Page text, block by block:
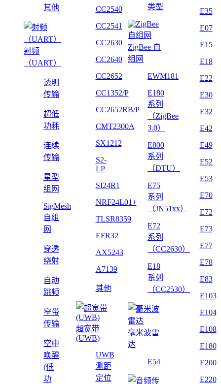
其他
射频
（UART）
透明
传输
超低
功耗
连续
传输
星型
组网
SigMesh
自组
网
穿透
绕射
自动
跳频
窄带
传输
空中
唤醒
(低
功
CC2540
CC2541
CC2630
CC2640
CC2652
CC1352/P
CC2652RB/P
CMT2300A
SX1212
S2-
LP
SI24R1
NRF24L01+
TLSR8359
EFR32
AX5243
A7139
其他
超宽带
(UWB)
UWB
测距
定位
类型
ZigBee 自
组网
EWM181
E180
系列
（ZigBee
3.0）
E800
系列
（DTU）
E75
系列
（JN51xx）
E72
系列
（CC2630）
E18
系列
（CC2530）
毫米波雷
达
E54
E35
E07
E15
E18
E22
E30
E32
E42
E49
E52
E53
E70
E72
E73
E77
E78
E83
E103
E104
E108
E180
E200
E220